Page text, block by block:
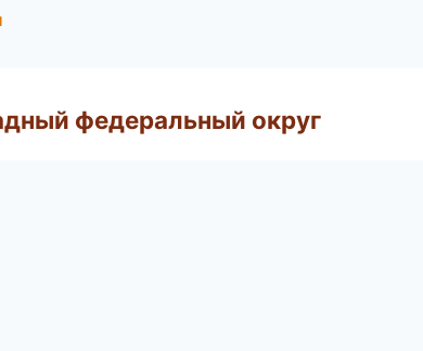
федеральный округ